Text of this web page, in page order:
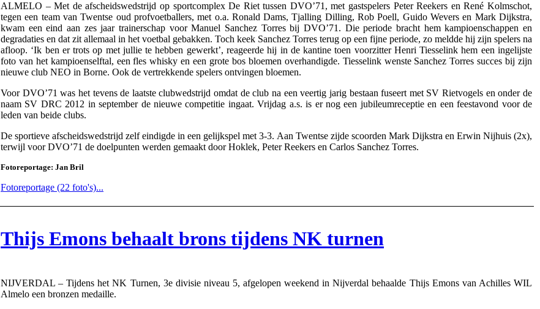
ALMELO – Met de afscheidswedstrijd op sportcomplex De Riet tussen DVO’71, met gastspelers Peter Reekers en René Kolmschot,
tegen een team van Twentse oud profvoetballers, met o.a. Ronald Dams, Tjalling Dilling, Rob Poell, Guido Wevers en Mark Dijkstra,
kwam een eind aan zes jaar trainerschap voor Manuel Sanchez Torres bij DVO’71. Die periode bracht hem kampioenschappen en
degradaties en dat zit allemaal in het voetbal gebakken. Toch keek Sanchez Torres terug op een fijne periode, zo meldde hij zijn spelers na
afloop. ‘Ik ben er trots op met jullie te hebben gewerkt’, reageerde hij in de kantine toen voorzitter Henri Tiesselink hem een ingelijste
foto van het kampioenselftal, een fles whisky en een grote bos bloemen overhandigde. Tiesselink wenste Sanchez Torres succes bij zijn
nieuwe club NEO in Borne. Ook de vertrekkende spelers ontvingen bloemen.
Voor DVO’71 was het tevens de laatste clubwedstrijd omdat de club na een veertig jarig bestaan fuseert met SV Rietvogels en onder de
naam SV DRC 2012 in september de nieuwe competitie ingaat. Vrijdag a.s. is er nog een jubileumreceptie en een feestavond voor de
leden van beide clubs.
De sportieve afscheidswedstrijd zelf eindigde in een gelijkspel met 3-3. Aan Twentse zijde scoorden Mark Dijkstra en Erwin Nijhuis (2x),
terwijl voor DVO’71 de doelpunten werden gemaakt door Hoklek, Peter Reekers en Carlos Sanchez Torres.
Fotoreportage: Jan Bril
Fotoreportage (22 foto's)...
Thijs Emons behaalt brons tijdens NK turnen
NIJVERDAL – Tijdens het NK Turnen, 3e divisie niveau 5, afgelopen weekend in Nijverdal behaalde Thijs Emons van Achilles WIL
Almelo een bronzen medaille.